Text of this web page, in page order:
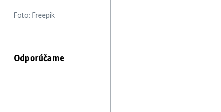
Foto: Freepik
Odporúčame